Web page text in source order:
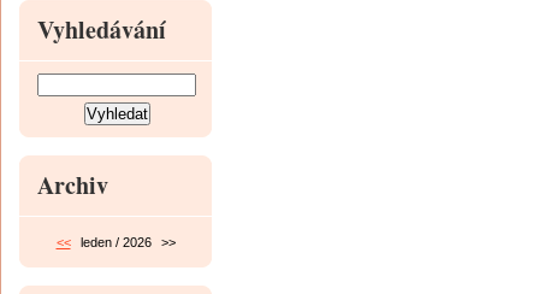
Vyhledávání
Archiv
<< leden / 2026 >>